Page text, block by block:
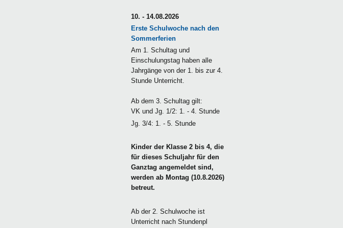
10. - 14.08.2026
Erste Schulwoche nach den
Sommerferien
Am 1. Schultag und
Einschulungstag haben alle
Jahrgänge von der 1. bis zur 4.
Stunde Unterricht.
Ab dem 3. Schultag gilt:
VK und Jg. 1/2: 1. - 4. Stunde
Jg. 3/4: 1. - 5. Stunde
Kinder der Klasse 2 bis 4, die
für dieses Schuljahr für den
Ganztag angemeldet sind,
werden ab Montag (10.8.2026)
betreut.
Ab der 2. Schulwoche ist
Unterricht nach Stundenpl